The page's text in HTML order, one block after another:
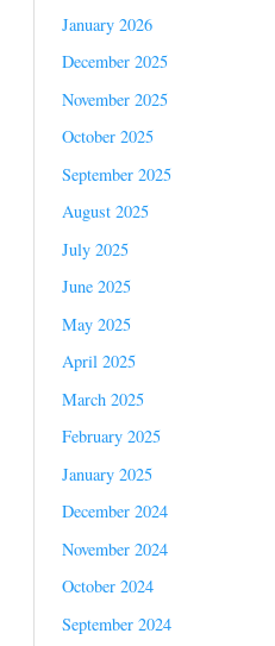
January 2026
December 2025
November 2025
October 2025
September 2025
August 2025
July 2025
June 2025
May 2025
April 2025
March 2025
February 2025
January 2025
December 2024
November 2024
October 2024
September 2024